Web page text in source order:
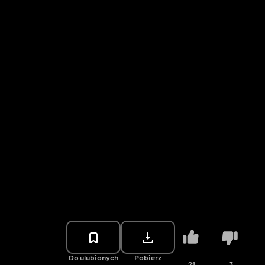
Do ulubionych Pobierz